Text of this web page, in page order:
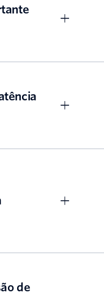
de